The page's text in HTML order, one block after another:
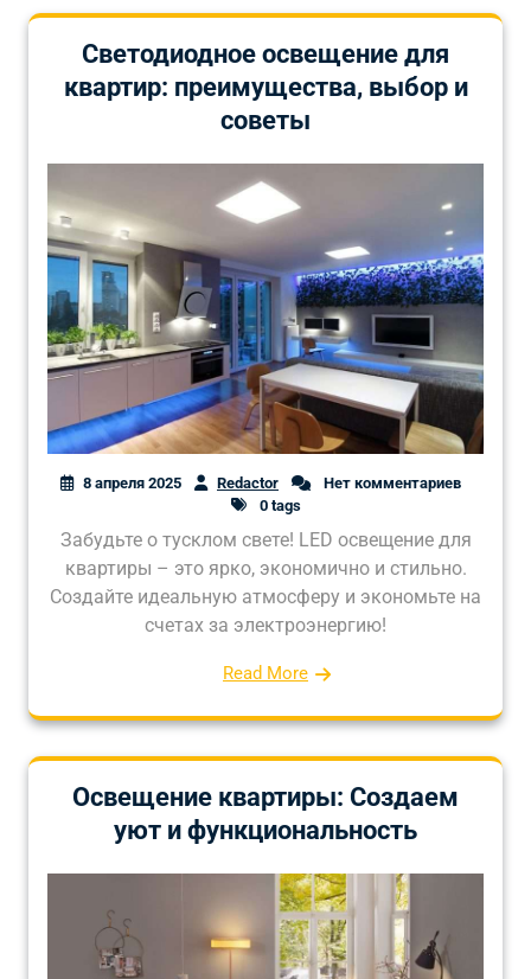
Светодиодное освещение для
квартир: преимущества, выбор и
советы
8 апреля 2025 Redactor
Нет комментариев
0 tags
Забудьте о тусклом свете! LED освещение для
квартиры – это ярко, экономично и стильно.
Создайте идеальную атмосферу и экономьте на
счетах за электроэнергию!
Read More
Освещение квартиры: Создаем
уют и функциональность